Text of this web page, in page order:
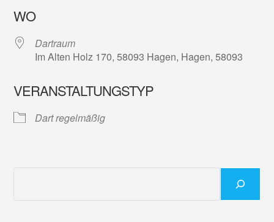
WO
Dartraum
Im Alten Holz 170, 58093 Hagen, Hagen, 58093
VERANSTALTUNGSTYP
Dart regelmäßig